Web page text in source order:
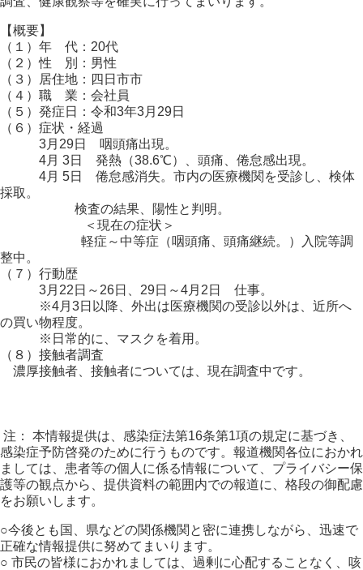
【概要】
（１）年 代：20代
（２）性 別：男性
（３）居住地：四日市市
（４）職 業：会社員
（５）発症日：令和3年3月29日
（６）症状・経過
3月29日 咽頭痛出現。
4月 3日 発熱（38.6℃）、頭痛、倦怠感出現。
4月 5日 倦怠感消失。市内の医療機関を受診し、検体
採取。
検査の結果、陽性と判明。
＜現在の症状＞
軽症～中等症（咽頭痛、頭痛継続。）入院等調
整中。
（７）行動歴
3月22日～26日、29日～4月2日 仕事。
※4月3日以降、外出は医療機関の受診以外は、近所へ
の買い物程度。
※日常的に、マスクを着用。
（８）接触者調査
濃厚接触者、接触者については、現在調査中です。
注： 本情報提供は、感染症法第16条第1項の規定に基づき、
感染症予防啓発のために行うものです。報道機関各位におかれ
ましては、患者等の個人に係る情報について、プライバシー保
護等の観点から、提供資料の範囲内での報道に、格段の御配慮
をお願いします。
○今後とも国、県などの関係機関と密に連携しながら、迅速で
正確な情報提供に努めてまいります。
○ 市民の皆様におかれましては、過剰に心配することなく、咳